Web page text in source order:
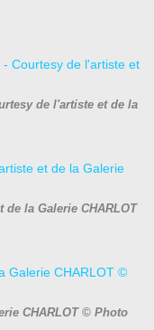
de l'artiste et de la
de la Galerie CHARLOT
CHARLOT © Photo